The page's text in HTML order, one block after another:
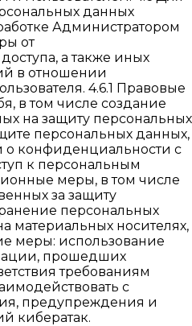
данных
Администратором
от
а также иных
в отношении
4.6.1 Правовые
в том числе создание
на защиту персональных
персональных данных,
о конфиденциальности с
к персональным
меры, в том числе
за защиту
персональных
материальных носителях,
меры: использование
прошедших
требованиям
с
предупреждения и
кибератак.